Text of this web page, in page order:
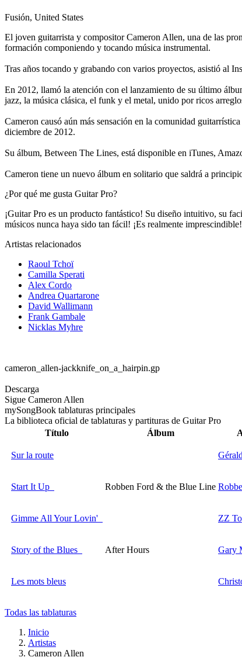
Fusión, United States
El joven guitarrista y compositor Cameron Allen, una de las
formación componiendo y tocando música instrumental.
Tras años tocando y grabando con varios proyectos, asistió al
En 2012, llamó la atención con el lanzamiento de su último
jazz, la música clásica, el funk y el metal, unido por ricos
Cameron causó aún más sensación en la comunidad
diciembre de 2012.
Su álbum, Between The Lines, está disponible en iTunes,
Cameron tiene un nuevo álbum en solitario que saldrá a
¿Por qué me gusta Guitar Pro?
¡Guitar Pro es un producto fantástico! Su diseño intuitivo, su
músicos nunca haya sido tan fácil! ¡Es realmente imprescindible!
Artistas relacionados
Raoul Tchoï
Camilla Sperati
Alex Cordo
Andrea Quartarone
David Wallimann
Frank Gambale
Nicklas Myhre
cameron_allen-jackknife_on_a_hairpin.gp
Descarga
Sigue Cameron Allen
mySongBook tablaturas principales
La biblioteca oficial de tablaturas y partituras de Guitar Pro
Título
Álbum
Sur la route
Start It Up Robben Ford & the Blue Line
Gimme All Your Lovin' ZZ
Story of the Blues After Hours Gary
Les mots bleus
Todas las tablaturas
Inicio
Artistas
Cameron Allen